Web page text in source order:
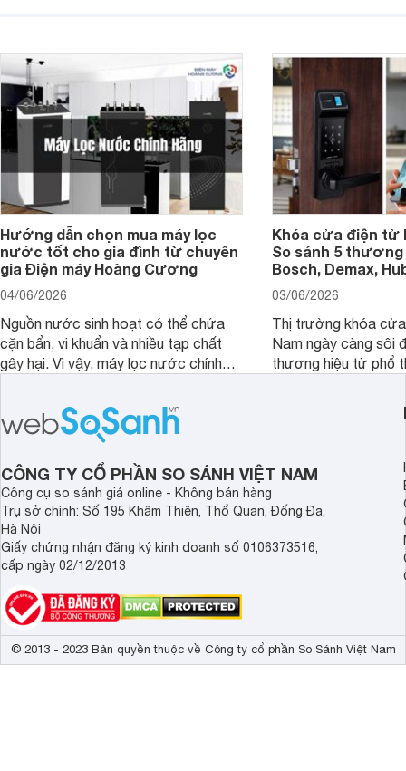
Hướng dẫn chọn mua máy lọc
nước tốt cho gia đình từ chuyên
gia Điện máy Hoàng Cương
04/06/2026
Nguồn nước sinh hoạt có thể chứa
cặn bẩn, vi khuẩn và nhiều tạp chất
gây hại. Vì vậy, máy lọc nước chính
sức khỏe và đảm bảo nguồn nước
sạch cho cả gia đình.
Khóa cửa điện tử
So sánh 5 thương
Bosch, Demax,
03/06/2026
Thị trường khóa
Nam ngày càng sôi
thương hiệu từ phổ
cửa điện tử hãng
sẽ so sánh 5
Demax, Hubert và
CÔNG TY CỔ PHẦN SO SÁNH VIỆT NAM
Công cụ so sánh giá online - Không bán hàng
Trụ sở chính: Số 195 Khâm Thiên, Thổ Quan, Đống Đa,
Hà Nội
Giấy chứng nhận đăng ký kinh doanh số 0106373516,
cấp ngày 02/12/2013
© 2013 - 2023 Bản quyền thuộc về Công ty cổ phần So Sánh Việt Nam